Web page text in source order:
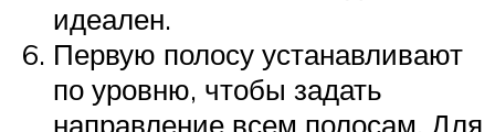
идеален.
Первую полосу устанавливают
по уровню, чтобы задать
направление всем полосам. Для